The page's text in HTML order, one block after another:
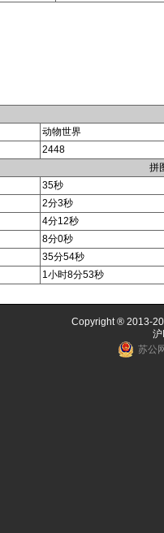
动物世界
2448
拼
35秒
2分3秒
4分12秒
8分0秒
35分54秒
1小时8分53秒
Copyright ® 2013-
苏公